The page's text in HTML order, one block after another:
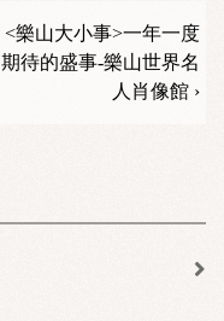
<樂山大小事>一年一度
期待的盛事-樂山世界名
人肖像館 ›